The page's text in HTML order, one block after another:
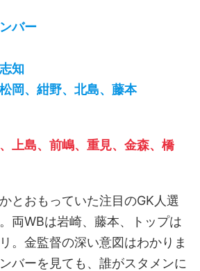
バー
知
岡、紺野、北島、藤本
上島、前嶋、重見、金森、橋
とおもっていた注目のGK人選
両WBは岩崎、藤本、トップは
。金監督の深い意図はわかりま
バーを見ても、誰がスタメンに